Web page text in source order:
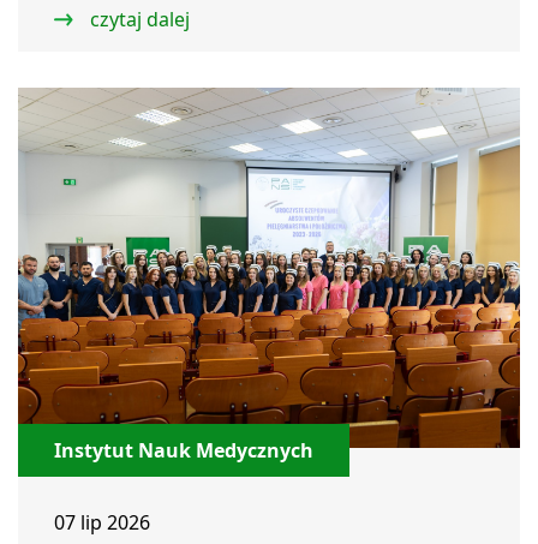
czytaj dalej
Instytut Nauk Medycznych
07 lip 2026